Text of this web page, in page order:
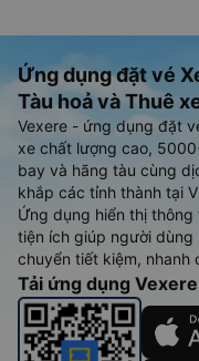
Ứng dụng đặt vé
Tàu hoả và Thuê
Vexere - ứng dụng đặt
xe chất lượng cao,
bay và hãng tàu cùng
khắp các tỉnh thành tại
Ứng dụng hiển thị
tiện ích giúp người dùng
chuyển tiết kiệm, nhanh
Tải ứng dụng